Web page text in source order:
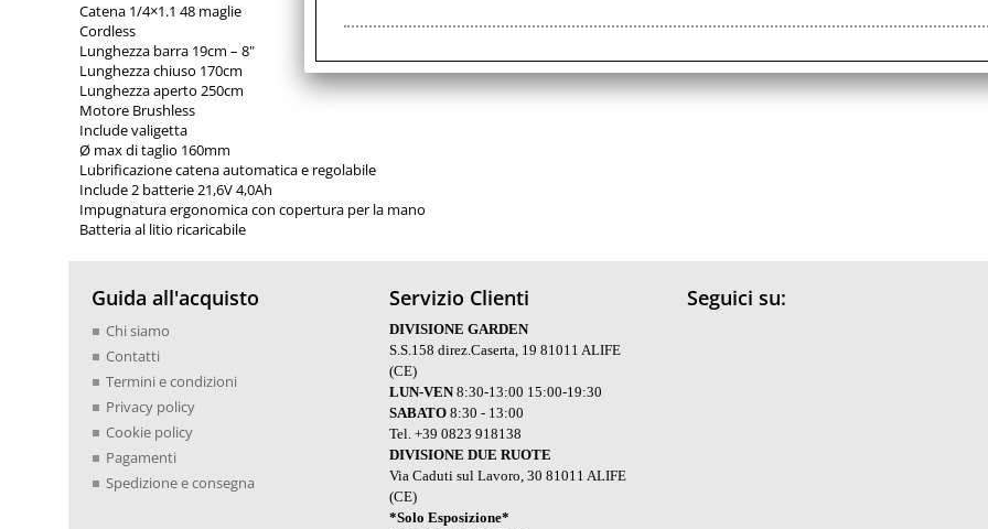
Catena 1/4×1.1 48 maglie
Cordless
Lunghezza barra 19cm – 8"
Lunghezza chiuso 170cm
Lunghezza aperto 250cm
Motore Brushless
Include valigetta
Ø max di taglio 160mm
Lubrificazione catena automatica e regolabile
Include 2 batterie 21,6V 4,0Ah
Impugnatura ergonomica con copertura per la mano
Batteria al litio ricaricabile
Guida all'acquisto
Chi siamo
Contatti
Termini e condizioni
Privacy policy
Cookie policy
Pagamenti
Spedizione e consegna
Servizio Clienti
DIVISIONE GARDEN
S.S.158 direz.Caserta, 19 81011 ALIFE
(CE)
LUN-VEN8:30-13:00 15:00-19:30
SABATO 8:30 - 13:00
Tel. +39 0823 918138
DIVISIONE DUE RUOTE
Via Caduti sul Lavoro, 30 81011 ALIFE
(CE)
*Solo Esposizione*
Seguici su: